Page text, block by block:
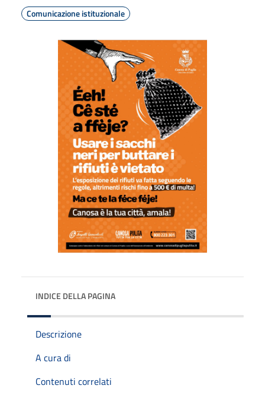
Comunicazione istituzionale
INDICE DELLA PAGINA
Descrizione
A cura di
Contenuti correlati